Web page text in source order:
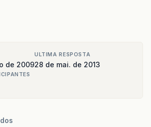
de 2009
ULTIMA RESPOSTA
28 de mai. de 2013